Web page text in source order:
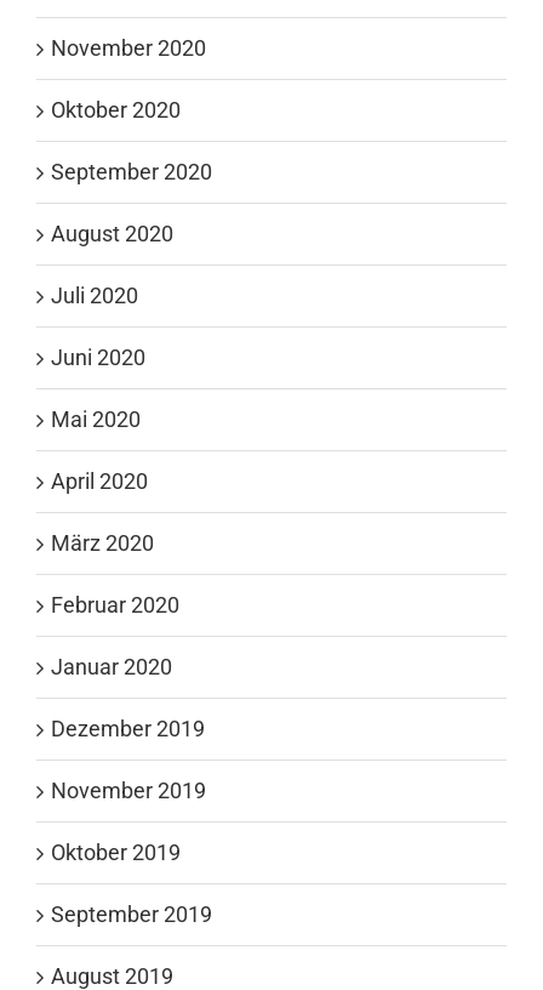
November 2020
Oktober 2020
September 2020
August 2020
Juli 2020
Juni 2020
Mai 2020
April 2020
März 2020
Februar 2020
Januar 2020
Dezember 2019
November 2019
Oktober 2019
September 2019
August 2019